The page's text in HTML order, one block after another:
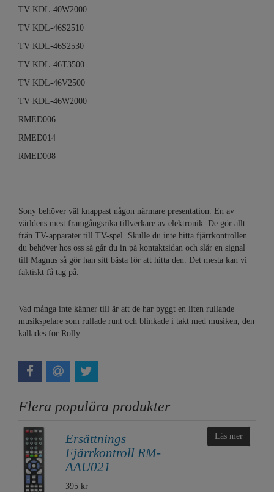
TV KDL-40W2000
TV KDL-46S2510
TV KDL-46S2530
TV KDL-46T3500
TV KDL-46V2500
TV KDL-46W2000
RMED006
RMED014
RMED008
Sony behöver väl knappast någon närmare presentation. En av
världens mest framgångsrika tillverkare av elektronik. De gör allt
från TV-apparater till TV-spel. Skulle du inte hitta fjärrkontrollen
du behöver hos oss så går du in på kontaktsidan och slår en signal
till Magnus så gör han sitt bästa för att hitta den. Det mesta kan vi
faktiskt få tag på.
Vad många inte känner till är att de har byggt en liten rullande
musikspelare som rullade runt och blinkade i takt med musiken, den
kallades för Rolly.
Flera populära produkter
Ersättnings
Fjärrkontroll RM-
AAU021
395 kr
Läs mer